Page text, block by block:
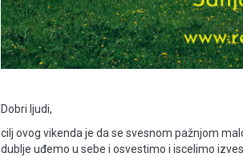
Dobri ljudi,
cilj ovog vikenda je da se svesnom pažnjom
dublje uđemo u sebe i osvestimo i iscelimo